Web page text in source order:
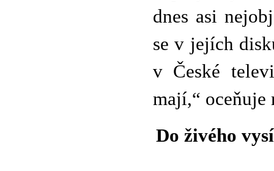
dnes asi
se v jejích
v České
mají,“
Do živého